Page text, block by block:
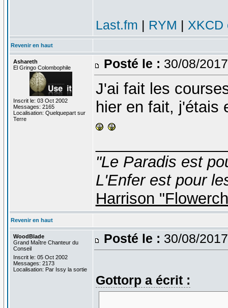
Last.fm | RYM | XKCD
Revenir en haut
Ashareth
El Gringo Colombophile
Inscrit le: 03 Oct 2002
Messages: 2165
Localisation: Quelquepart sur
Terre
Posté le : 30/08/
J'ai fait les
hier en fait, j'étais
"Le Paradis est
L'Enfer est pour
Harrison
Revenir en haut
WoodBlade
Grand Maître Chanteur du
Conseil
Inscrit le: 05 Oct 2002
Messages: 2173
Localisation: Par Issy la sortie
Posté le : 30/08/
Gottorp a écrit :